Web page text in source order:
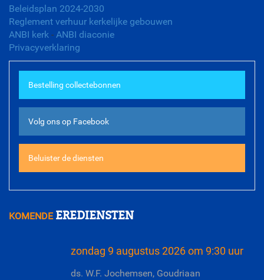
Beleidsplan 2024-2030
Reglement verhuur kerkelijke gebouwen
ANBI kerk - ANBI diaconie
Privacyverklaring
Bestelling collectebonnen
Volg ons op Facebook
Beluister de diensten
KOMENDEEREDIENSTEN
zondag 9 augustus 2026 om 9:30 uur
ds. W.F. Jochemsen, Goudriaan